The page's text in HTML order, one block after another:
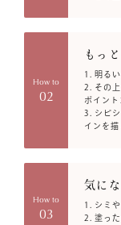
How to
02
もっ
1. 明る
2. その
ポイント
3. シピ
インを描
How to
03
気に
1. シミ
2. 塗っ